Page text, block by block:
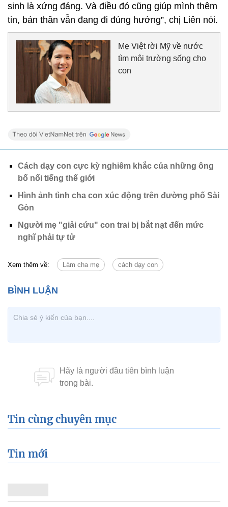
sinh là xứng đáng. Và điều đó cũng giúp mình thêm
tin, bản thân vẫn đang đi đúng hướng”, chị Liên nói.
Mẹ Việt rời Mỹ về nước
tìm môi trường sống cho
con
Cách dạy con cực kỳ nghiêm khắc của những ông
bố nổi tiếng thế giới
Hình ảnh tình cha con xúc động trên đường phố Sài
Gòn
Người mẹ "giải cứu" con trai bị bắt nạt đến mức
nghĩ phải tự tử
Xem thêm về: Làm cha mẹ cách dạy con
Tin cùng chuyên mục
Tin mới